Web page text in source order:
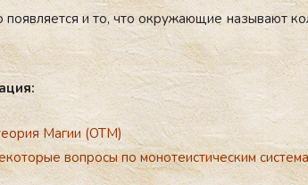
по­яв­ля­ет­ся и то, что ок­ру­жа­ющие на­зыва­ют
Магии (ОТМ)
вопросы по монотеистическим